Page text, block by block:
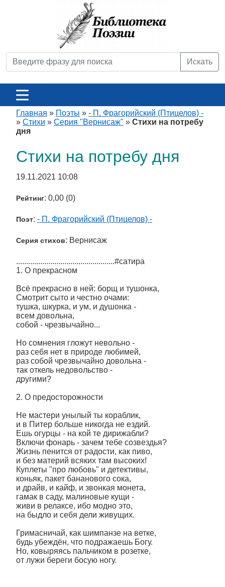
Искать
Главная » Поэты » - П. Фрагорийский (Птицелов) -
» Стихи » Серия "Вернисаж" » Стихи на потребу
дня
Стихи на потребу дня
19.11.2021 10:08
Рейтинг: 0,00 (0)
Поэт: - П. Фрагорийский (Птицелов) -
Серия стихов: Вернисаж
.................................................#сатира
1. О прекрасном
Всё прекрасно в ней: борщ и тушонка,
Смотрит сыто и честно очами:
тушка, шкурка, и ум, и душонка -
всем довольна,
собой - чрезвычайно...
Но сомнения гложут невольно -
раз себя нет в природе любимей,
раз собой чрезвычайно довольна -
так откель недовольство -
другими?
2. О предосторожности
Не мастери унылый ты кораблик,
и в Питер больше никогда не ездий.
Ешь огурцы - на кой те дирижабли?
Включи фонарь - зачем тебе созвездья?
Жизнь пенится от радости, как пиво,
и без материй всяких там высоких!
Куплеты "про любовь" и детективы,
коньяк, пакет бананового сока,
и драйв, и кайф, и звонкая монета,
гамак в саду, малиновые кущи -
живи в релаксе, ибо модно это,
на быдло и себя дели живущих.
Гримасничай, как шимпанзе на ветке,
будь убеждён, что подражаешь Богу.
Но, ковыряясь пальчиком в розетке,
от лужи береги босую ногу.